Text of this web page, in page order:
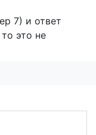
7) и ответ
это не